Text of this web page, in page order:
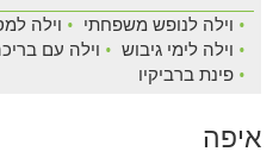
• וילה לנופש משפחתי • וילה
• וילה לימי גיבוש • וילה עם
• פינת ברביקיו
איפה